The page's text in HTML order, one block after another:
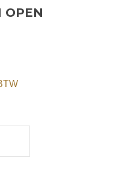
OPEN